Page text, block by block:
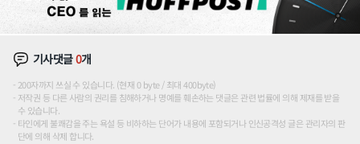
기사댓글0개
200자까지 쓰실 수 있습니다. (현재 0 byte / 최대 400byte)
저작권 등 다른 사람의 권리를 침해하거나 명예를 훼손하는 댓글은 관련 법률에 의해 제재를 받을
수 있습니다.
타인에게 불쾌감을 주는 욕설 등 비하하는 단어가 내용에 포함되거나 인신공격성 글은 관리자의 판
단에 의해 삭제 합니다.